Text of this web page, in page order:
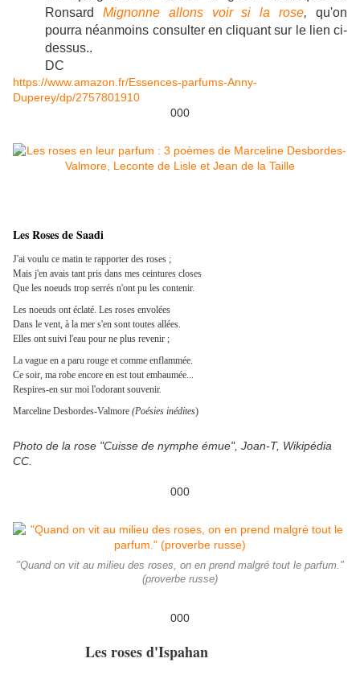
Ronsard
Mignonne allons voir si la rose,qu'on
pourra néanmoins consulter en cliquant sur le lien ci-
dessus..
DC
https://www.amazon.fr/Essences-parfums-Anny-
Duperey/dp/2757801910
000
Les Roses de Saadi
J'ai voulu ce matin te rapporter des roses ;
Mais j'en avais tant pris dans mes ceintures closes
Que les noeuds trop serrés n'ont pu les contenir.
Les noeuds ont éclaté. Les roses envolées
Dans le vent, à la mer s'en sont toutes allées.
Elles ont suivi l'eau pour ne plus revenir ;
La vague en a paru rouge et comme enflammée.
Ce soir, ma robe encore en est tout embaumée...
Respires-en sur moi l'odorant souvenir.
Marceline Desbordes-Valmore (Poésies inédites)
Photo de la rose "Cuisse de nymphe émue", Joan-T, Wikipédia
CC.
000
"Quand on vit au milieu des roses, on en prend malgré tout le parfum."
(proverbe russe)
000
Les roses d'Ispahan